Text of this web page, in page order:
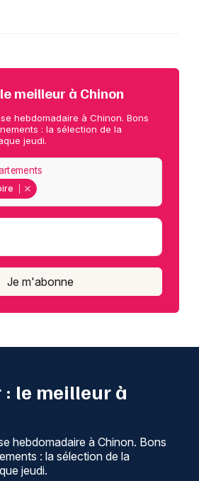
meilleur à Chinon
hebdomadaire à Chinon. Bons
: la sélection de la
jeudi.
Je m'abonne
le meilleur à
hebdomadaire à Chinon. Bons
: la sélection de la
jeudi.